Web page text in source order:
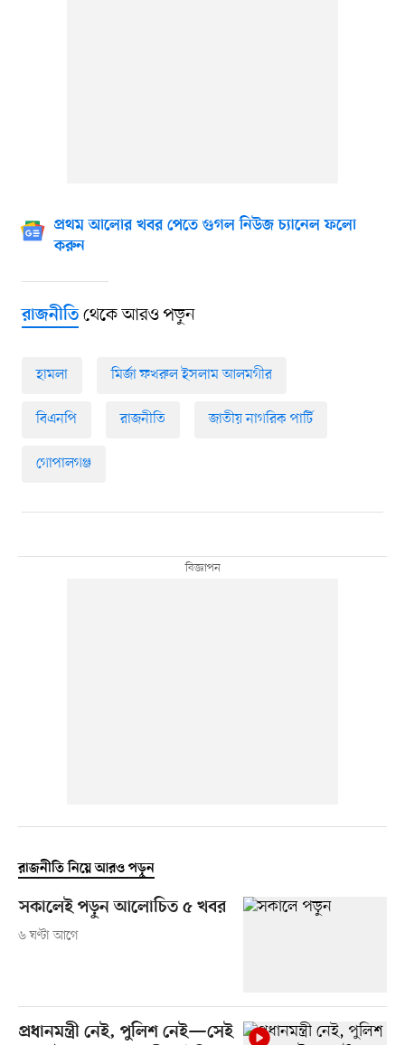
প্রথম আলোর খবর পেতে গুগল নিউজ চ্যানেল ফলো
করুন
রাজনীতিথেকে আরও পড়ুন
হামলা মির্জা ফখরুল ইসলাম আলমগীর
বিএনপি রাজনীতি জাতীয় নাগরিক পার্টি
গোপালগঞ্জ
রাজনীতি নিয়ে আরও পড়ুন
সকালেই পড়ুন আলোচিত ৫ খবর
৬ ঘণ্টা আগে
প্রধানমন্ত্রী নেই, পুলিশ নেই—সেই